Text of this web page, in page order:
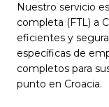
Nuestro servicio
completa (FTL) a
eficientes y
específicas de
completos para
punto en Croacia.